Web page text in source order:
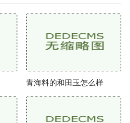
青海料的和田玉怎么样